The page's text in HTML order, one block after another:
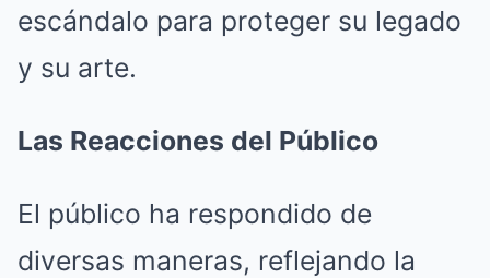
escándalo para proteger su legado
y su arte.
Las Reacciones del Público
El público ha respondido de
diversas maneras, reflejando la